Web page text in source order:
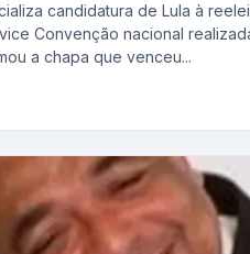
candidatura de Lula à
Convenção nacional
a chapa que venceu...